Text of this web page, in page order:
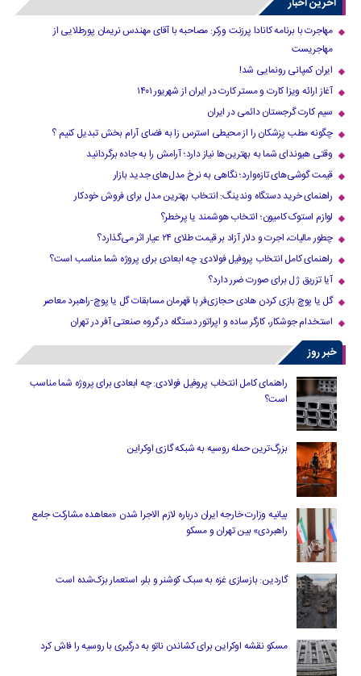
مهاجرت با برنامه کانادا پرزنت ورکر: مصاحبه با آقای مهندس نریمان پورطلایی از
مهاجریست
ایران کمپانی رونمایی شد!
آغاز ارائه ویزا کارت و مستر کارت در ایران از شهریور ۱۴۰۱
سیم کارت گرجستان دائمی در ایران
چگونه مطب پزشکان را از محیطی استرس زا به فضای آرام بخش تبدیل کنیم ؟
وقتی هیوندای شما به بهترین‌ها نیاز دارد؛ آرامش را به جاده برگردانید
قیمت گوشی‌های تازه‌وارد؛ نگاهی به نرخ مدل‌های جدید بازار
راهنمای خرید دستگاه وندینگ: انتخاب بهترین مدل برای فروش خودکار
لوازم استوک کامیون؛ انتخاب هوشمند یا پرخطر؟
چطور مالیات، اجرت و دلار آزاد بر قیمت طلای ۲۴ عیار اثر می‌گذارد؟
راهنمای کامل انتخاب پروفیل فولادی: چه ابعادی برای پروژه شما مناسب است؟
آیا تزریق ژل برای صورت ضرر دارد​؟
گل یا پوچ بازی کردن هادی حجازی‌فر با قهرمان مسابقات گل یا پوچ-راهبرد معاصر
استخدام جوشکار، کارگر ساده و اپراتور دستگاه در گروه صنعتی آفر در تهران
خبر روز
راهنمای کامل انتخاب پروفیل فولادی: چه ابعادی برای پروژه شما مناسب
است؟
بزرگ‌ترین حمله روسیه به شبکه گازی اوکراین
بیانیه وزارت خارجه ایران درباره لازم‌ الاجرا شدن «معاهده مشارکت جامع
راهبردی» بین تهران و مسکو
گاردین: بازسازی غزه به سبک کوشنر و بلر، استعمار بزک‌شده است
مسکو نقشه اوکراین برای کشاندن ناتو به درگیری با روسیه را فاش کرد